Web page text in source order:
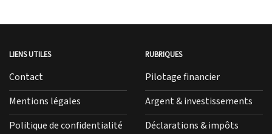
LIENS UTILES
Contact
Mentions légales
Politique de confidentialité
RUBRIQUES
Pilotage financier
Argent & investissements
Déclarations & impôts